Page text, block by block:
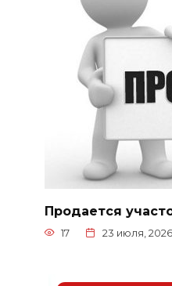
Продается
17 23 июля, 2026